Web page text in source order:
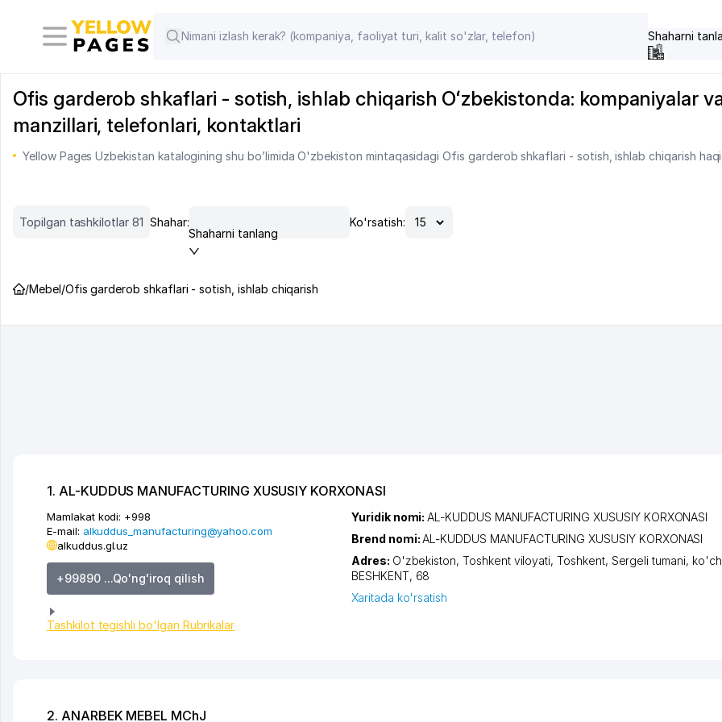
Shaharni
Ofis garderob shkaflari - sotish, ishlab chiqarish Oʻzbekistonda: kompaniyalar
manzillari, telefonlari, kontaktlari
Yellow Pages Uzbekistan katalogining shu bo’limida O'zbekiston mintaqasidagi Ofis garderob shkaflari - sotish, ishlab chiqarish
Topilgan tashkilotlar 81 Shahar:
Shaharni tanlang
Ko'rsatish:
/Mebel/Ofis garderob shkaflari - sotish, ishlab chiqarish
1. AL-KUDDUS MANUFACTURING XUSUSIY KORXONASI
Mamlakat kodi: +998
E-mail: alkuddus_manufacturing@yahoo.com
alkuddus.gl.uz
+99890 ...Qo'ng'iroq qilish
Tashkilot tegishli bo'lgan Rubrikalar
Yuridik nomi:AL-KUDDUS MANUFACTURING XUSUSIY KORXONASI
Brend nomi:AL-KUDDUS MANUFACTURING XUSUSIY KORXONASI
Adres: O'zbekiston,Toshkent viloyati,Toshkent, Sergeli tumani,
BESHKENT, 68
Xaritada ko'rsatish
2. ANARBEK MEBEL MChJ